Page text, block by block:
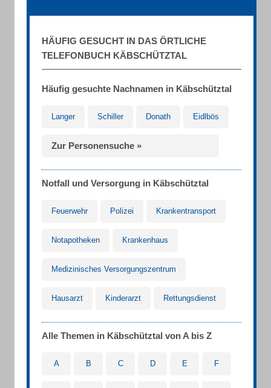
HÄUFIG GESUCHT IN DAS ÖRTLICHE
TELEFONBUCH KÄBSCHÜTZTAL
Häufig gesuchte Nachnamen in Käbschütztal
Langer Schiller Donath Eidlbös
Zur Personensuche »
Notfall und Versorgung in Käbschütztal
Feuerwehr Polizei Krankentransport
Notapotheken Krankenhaus
Medizinisches Versorgungszentrum
Hausarzt Kinderarzt Rettungsdienst
Alle Themen in Käbschütztal von A bis Z
A B C D E F